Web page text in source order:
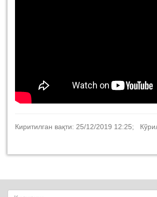
Киритилган вақти: 25/12/2019 12:25;